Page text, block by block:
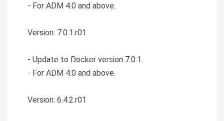
- For ADM 4.0 and above.
Version: 7.0.1.r01
- Update to Docker version 7.0.1.
- For ADM 4.0 and above.
Version: 6.4.2.r01